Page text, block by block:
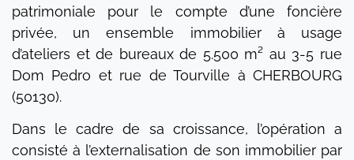
patrimoniale pour le compte d’une foncière
privée, un ensemble immobilier à usage
d’ateliers et de bureaux de 5.500 m² au 3-5 rue
Dom Pedro et rue de Tourville à CHERBOURG
(50130).
Dans le cadre de sa croissance, l’opération a
consisté à l’externalisation de son immobilier par